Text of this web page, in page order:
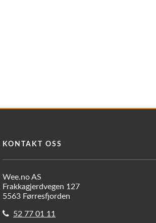
KONTAKT OSS
Wee.no AS
Frakkagjerdvegen 127
5563 Førresfjorden
52 77 01 11